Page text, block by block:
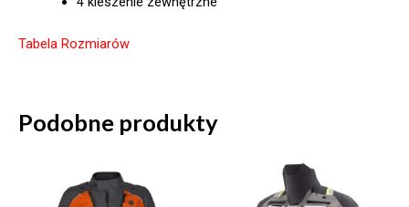
Tabela Rozmiarów
Podobne produkty